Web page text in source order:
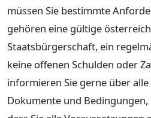
müssen Sie bestimmte
gehören eine gültige
Staatsbürgerschaft, ein
keine offenen Schulden oder
informieren Sie gerne über
Dokumente und